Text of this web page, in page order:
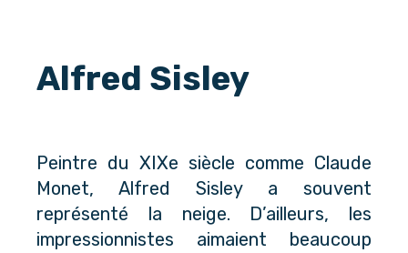
Alfred Sisley
Peintre du XIXe siècle comme Claude
Monet, Alfred Sisley a souvent
représenté la neige. D’ailleurs, les
impressionnistes aimaient beaucoup